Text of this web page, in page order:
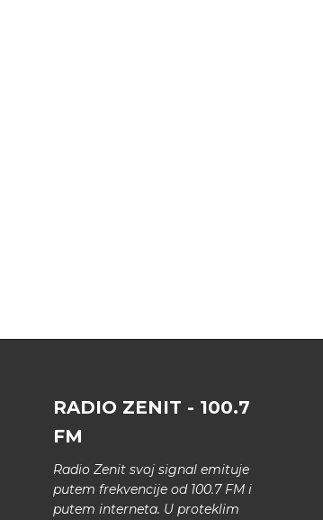
RADIO ZENIT - 100.7
FM
Radio Zenit svoj signal emituje
putem frekvencije od 100.7 FM i
putem interneta. U proteklim